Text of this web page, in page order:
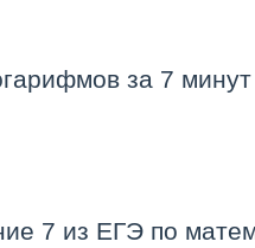
за 7 минут
7 из ЕГЭ по